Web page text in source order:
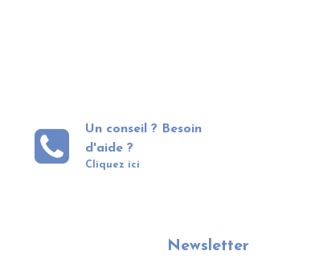
Un conseil ? Besoin
d'aide ?
Cliquez ici
Newsletter